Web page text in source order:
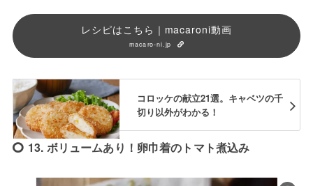
レシピはこちら｜macaroni動画
macaro-ni.jp
コロッケの献立21選。キャベツの千
切り以外がわかる！
13. ボリュームあり！卵巾着のトマト煮込み